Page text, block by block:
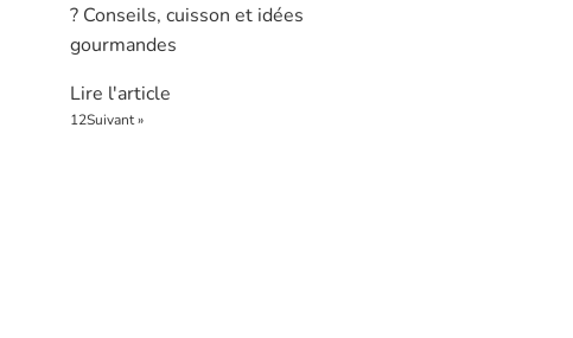
? Conseils, cuisson et idées
gourmandes
Lire l'article
12Suivant »